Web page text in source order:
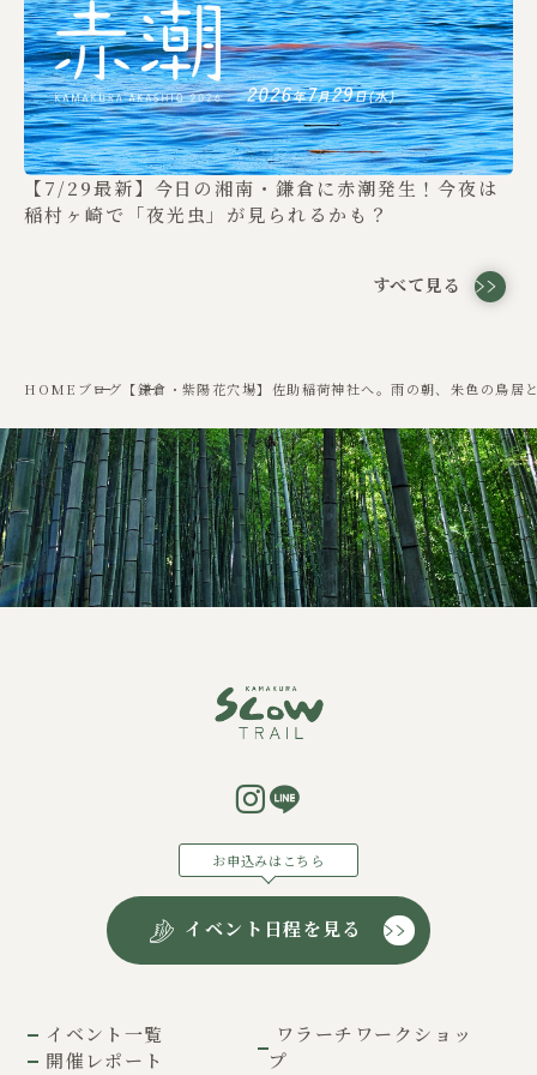
【7/29最新】今日の湘南・鎌倉に赤潮発生！今夜は
稲村ヶ崎で「夜光虫」が見られるかも？
すべて見る
HOME ブログ 【鎌倉・紫陽花穴場】佐助稲荷神社へ。雨の朝、朱色の鳥
お申込みはこちら
イベント日程を見る
イベント一覧
開催レポート
ワラーチワークショッ
プ